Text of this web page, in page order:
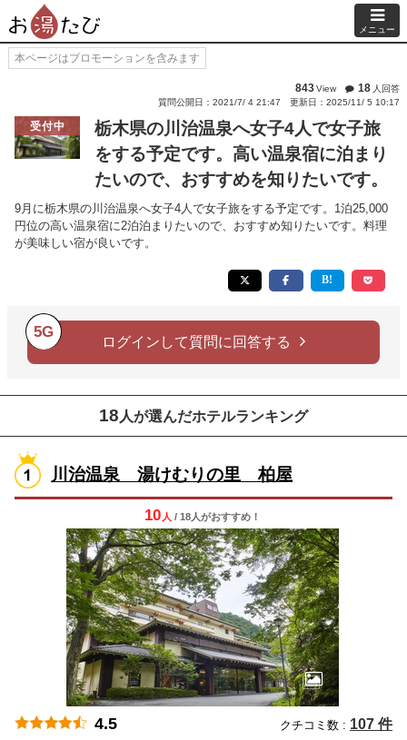
メニュー
本ページはプロモーションを含みます
843View 18 人回答
質問公開日：2021/7/ 4 21:47
更新日：2025/11/ 5 10:17
受付中
栃木県の川治温泉へ女子4人で女子旅
をする予定です。高い温泉宿に泊まり
たいので、おすすめを知りたいです。
9月に栃木県の川治温泉へ女子4人で女子旅をする予定です。1泊25,000
円位の高い温泉宿に2泊泊まりたいので、おすすめ知りたいです。料理
が美味しい宿が良いです。
5G
ログインして質問に回答する
18 人が選んだホテルランキング
川治温泉 湯けむりの里 柏屋
10 人 / 18人がおすすめ！
4.5 クチコミ数 : 107 件